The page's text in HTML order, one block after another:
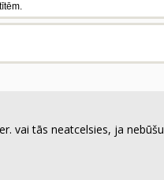
vai tās neatcelsies, ja nebūšu